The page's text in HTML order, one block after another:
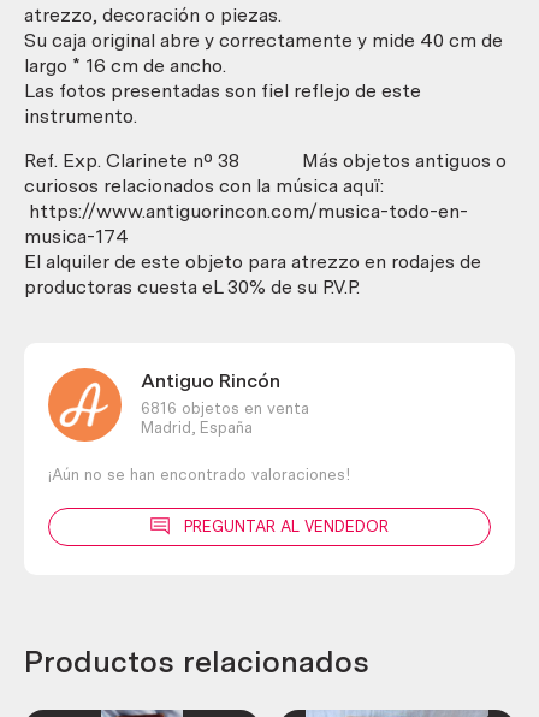
original.
atrezzo, decoración o piezas.
Su caja original abre y correctamente y mide 40 cm de
largo * 16 cm de ancho.
Las fotos presentadas son fiel reflejo de este
instrumento.
Ref. Exp. Clarinete nº 38 Más objetos antiguos o
curiosos relacionados con la música aquï:
https://www.antiguorincon.com/musica-todo-en-
musica-174
El alquiler de este objeto para atrezzo en rodajes de
productoras cuesta eL 30% de su P.V.P.
Antiguo Rincón
6816 objetos en venta
Madrid,
España
¡Aún no se han encontrado valoraciones!
PREGUNTAR AL VENDEDOR
Productos relacionados